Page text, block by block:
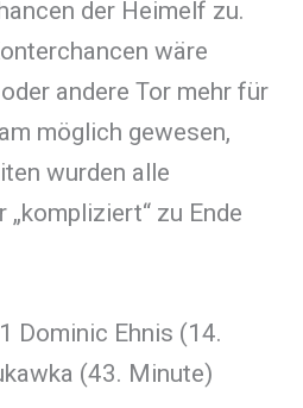
der Heimelf zu.
wäre
andere Tor mehr für
möglich gewesen,
wurden alle
zu Ende
Dominic Ehnis (14.
(43. Minute)